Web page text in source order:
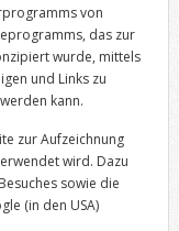
von
das zur
wurde, mittels
und Links zu
kann.
zur Aufzeichnung
wird. Dazu
sowie die
(in den USA)